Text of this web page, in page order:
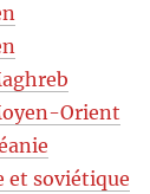
Orient
et soviétique